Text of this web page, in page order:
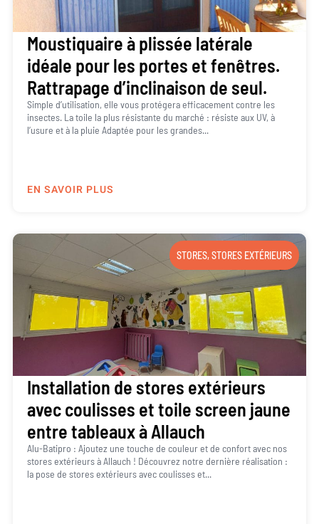
Moustiquaire à plissée latérale
idéale pour les portes et fenêtres.
Rattrapage d’inclinaison de seul.
Simple d’utilisation, elle vous protégera efficacement contre les
insectes. La toile la plus résistante du marché : résiste aux UV, à
l’usure et à la pluie Adaptée pour les grandes...
EN SAVOIR PLUS
STORES,STORES EXTÉRIEURS
Installation de stores extérieurs
avec coulisses et toile screen jaune
entre tableaux à Allauch
Alu-Batipro : Ajoutez une touche de couleur et de confort avec nos
stores extérieurs à Allauch ! Découvrez notre dernière réalisation :
la pose de stores extérieurs avec coulisses et...